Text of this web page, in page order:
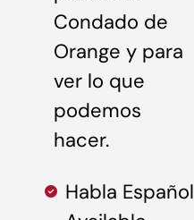
Condado de
Orange y para
ver lo que
podemos
hacer.
Habla Español